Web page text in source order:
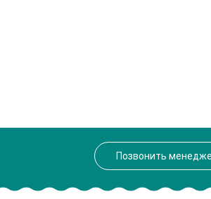
Позвонить